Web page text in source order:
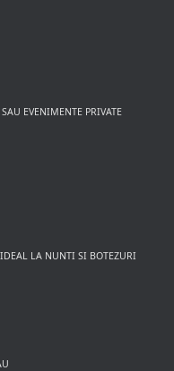
EVENIMENTE PRIVATE
LA NUNTI SI BOTEZURI